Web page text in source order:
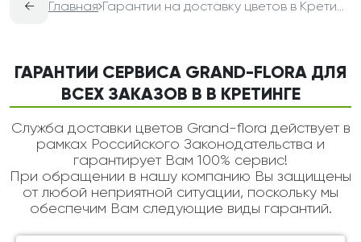
← Главная Гарантии на доставку цветов в Кретинге — Grand-Flora
ГАРАНТИИ СЕРВИСА GRAND-FLORA ДЛЯ
ВСЕХ ЗАКАЗОВ В В КРЕТИНГЕ
Служба доставки цветов Grand-flora действует в
рамках Российского Законодательства и
гарантирует Вам 100% сервис!
При обращении в нашу компанию Вы защищены
от любой неприятной ситуации, поскольку мы
обеспечим Вам следующие виды гарантий.